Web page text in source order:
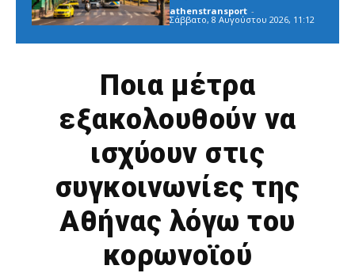
athenstransport -
Σάββατο, 8 Αυγούστου 2026, 11:12
Ποια μέτρα
εξακολουθούν να
ισχύουν στις
συγκοινωνίες της
Αθήνας λόγω του
κορωνοϊού